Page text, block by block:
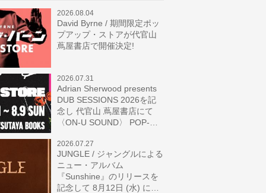
2026.08.04
David Byrne / 期間限定ポッ
プアップ・ストアが代官山
蔦屋書店で開催決定!
2026.07.31
Adrian Sherwood presents
DUB SESSIONS 2026を記
念し 代官山 蔦屋書店にて
〈ON-U SOUND〉 POP-…
2026.07.27
JUNGLE / ジャングルによる
ニュー・アルバム
『Sunshine』のリリースを
記念して 8月12日 (水) に…